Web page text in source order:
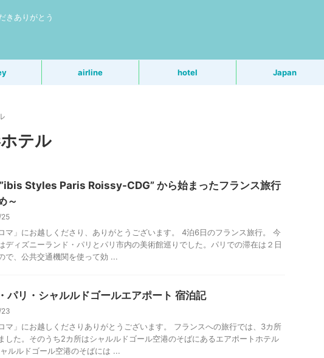
きありがとう
airline hotel Japan
テル
Styles Paris Roissy-CDG” から始まったフランス旅行
～
マ」にお越しくださり、ありがとうございます。 4泊6日のフランス旅行。 今
ディズニーランド・パリとパリ市内の美術館巡りでした。パリでの滞在は２日
で、公共交通機関を使って効 ...
パリ・シャルルドゴールエアポート 宿泊記
マ」にお越しくださりありがとうございます。 フランスへの旅行では、3カ所
した。そのうち2カ所はシャルルドゴール空港のそばにあるエアポートホテル
ルルドゴール空港のそばには ...